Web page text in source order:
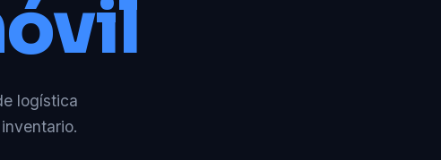
logística